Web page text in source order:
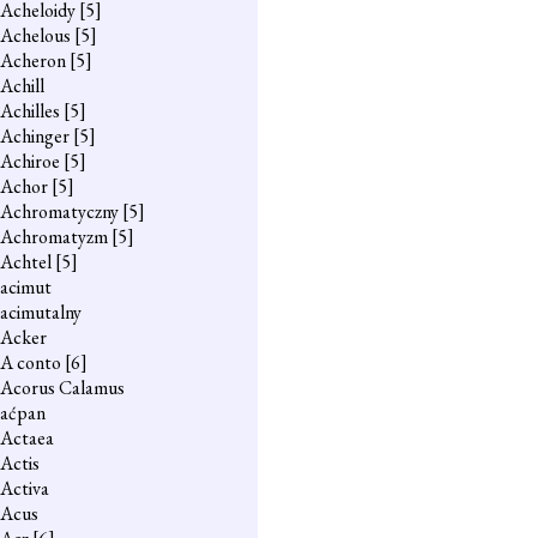
Acheloidy[5]
Achelous [5]
Acheron[5]
Achill
Achilles [5]
Achinger[5]
Achiroe [5]
Achor[5]
Achromatyczny[5]
Achromatyzm[5]
Achtel[5]
acimut
acimutalny
Acker
A conto [6]
Acorus Calamus
aćpan
Actaea
Actis
Activa
Acus